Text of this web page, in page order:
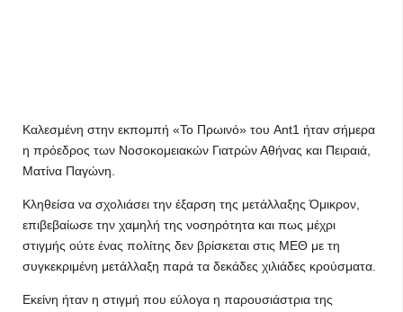
Καλεσμένη στην εκπομπή «To Πρωινό» του Ant1 ήταν σήμερα
η πρόεδρος των Νοσοκομειακών Γιατρών Αθήνας και Πειραιά,
Ματίνα Παγώνη.
Κληθείσα να σχολιάσει την έξαρση της μετάλλαξης Όμικρον,
επιβεβαίωσε την χαμηλή της νοσηρότητα και πως μέχρι
στιγμής ούτε ένας πολίτης δεν βρίσκεται στις ΜΕΘ με τη
συγκεκριμένη μετάλλαξη παρά τα δεκάδες χιλιάδες κρούσματα.
Εκείνη ήταν η στιγμή που εύλογα η παρουσιάστρια της